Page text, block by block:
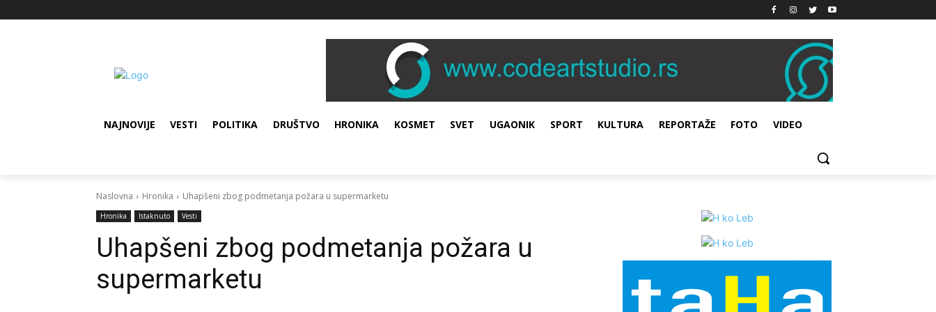
NAJNOVIJE VESTI POLITIKA DRUŠTVO HRONIKA KOSMET SVET UGAONIK SPORT KULTURA REPORTAŽE FOTO VIDEO
Naslovna Hronika Uhapšeni zbog podmetanja požara u supermarketu
Hronika Istaknuto Vesti
Uhapšeni zbog podmetanja požara u
supermarketu